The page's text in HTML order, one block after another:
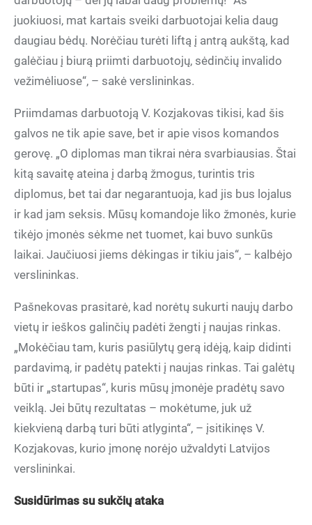
juokiuosi, mat kartais sveiki darbuotojai kelia daug
daugiau bėdų. Norėčiau turėti liftą į antrą aukštą, kad
galėčiau į biurą priimti darbuotojų, sėdinčių invalido
vežimėliuose“, – sakė verslininkas.
Priimdamas darbuotoją V. Kozjakovas tikisi, kad šis
galvos ne tik apie save, bet ir apie visos komandos
gerovę. „O diplomas man tikrai nėra svarbiausias. Štai
kitą savaitę ateina į darbą žmogus, turintis tris
diplomus, bet tai dar negarantuoja, kad jis bus lojalus
ir kad jam seksis. Mūsų komandoje liko žmonės, kurie
tikėjo įmonės sėkme net tuomet, kai buvo sunkūs
laikai. Jaučiuosi jiems dėkingas ir tikiu jais“, – kalbėjo
verslininkas.
Pašnekovas prasitarė, kad norėtų sukurti naujų darbo
vietų ir ieškos galinčių padėti žengti į naujas rinkas.
„Mokėčiau tam, kuris pasiūlytų gerą idėją, kaip didinti
pardavimą, ir padėtų patekti į naujas rinkas. Tai galėtų
būti ir „startupas“, kuris mūsų įmonėje pradėtų savo
veiklą. Jei būtų rezultatas – mokėtume, juk už
kiekvieną darbą turi būti atlyginta“, – įsitikinęs V.
Kozjakovas, kurio įmonę norėjo užvaldyti Latvijos
verslininkai.
Susidūrimas su sukčių ataka